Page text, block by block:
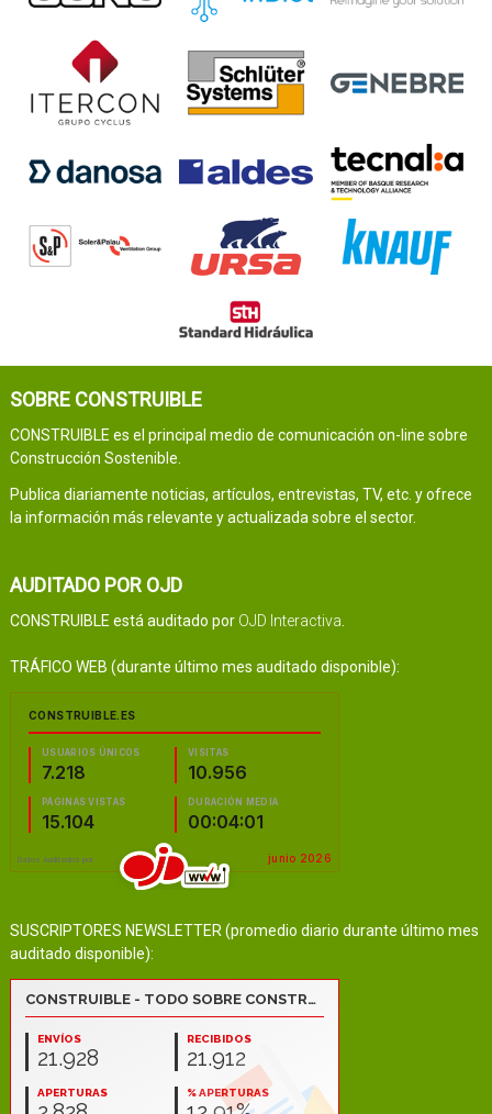
SOBRE CONSTRUIBLE
CONSTRUIBLE es el principal medio de comunicación on-line sobre
Construcción Sostenible.
Publica diariamente noticias, artículos, entrevistas, TV, etc. y ofrece
la información más relevante y actualizada sobre el sector.
AUDITADO POR OJD
CONSTRUIBLE está auditado por OJD Interactiva
TRÁFICO WEB (durante último mes auditado disponible):
SUSCRIPTORES NEWSLETTER (promedio diario durante último mes
auditado disponible):